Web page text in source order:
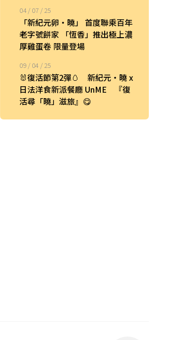
04 / 07 / 25
「新紀元卵・曉」 首度聯乘百年
老字號餅家 「恆香」推出極上濃
厚雞蛋卷 限量登場
09 / 04 / 25
🐰復活節第2彈🥚 新紀元・曉 x
日法洋食新派餐廳 UnME 『復
活尋「曉」滋旅』😋